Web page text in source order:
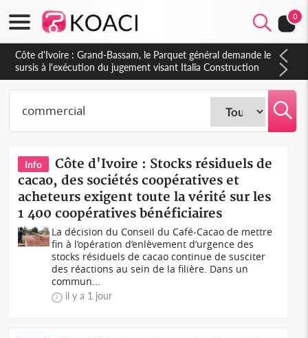
0
Côte d'Ivoire : Indépendance à Dakpadou, la sous-préfète
Hôma Viviane Manissan appelle à une appropriation locale du
PND 2026-2030
Info
Côte d'Ivoire : Stocks résiduels de
cacao, des sociétés coopératives et
acheteurs exigent toute la vérité sur les
1 400 coopératives bénéficiaires
La décision du Conseil du Café-Cacao de mettre
fin à l’opération d’enlèvement d’urgence des
stocks résiduels de cacao continue de susciter
des réactions au sein de la filière. Dans un
commun...
il y a 1 jour